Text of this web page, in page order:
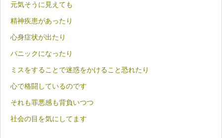
元気そうに見えても
精神疾患があったり
心身症状が出たり
パニックになったり
ミスをすることで迷惑をかけること恐れたり
心で格闘しているのです
それも罪悪感も背負いつつ
社会の目を気にしてます